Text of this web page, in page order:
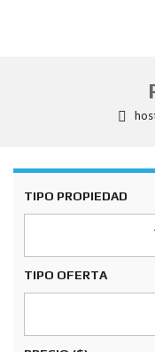
TIPO PROPIEDAD
TIPO OFERTA